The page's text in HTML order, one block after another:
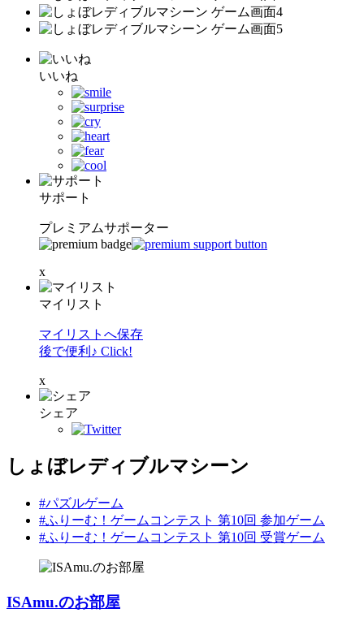
いいね
サポート
プレミアムサポーター
x
マイリスト
マイリストへ保存
後で便利♪ Click!
x
シェア
しょぼレディブルマシーン
#パズルゲーム
#ふりーむ！ゲームコンテスト 第10回 参加ゲーム
#ふりーむ！ゲームコンテスト 第10回 受賞ゲーム
ISAmu.のお部屋